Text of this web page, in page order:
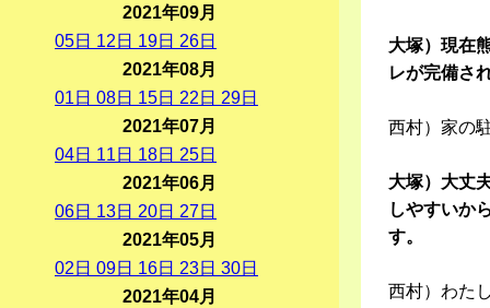
大塚）現在
レが完備さ
西村）家の
大塚）大丈
しやすいか
す。
西村）わた
2021年09月
05日 12 日 19日 26日
2021年08月
01 日 08日 15日 22 日 29日
2021年07月
04日 11 日 18日 25日
2021年06月
06日 13日 20日 27日
2021年05月
02 日 09日 16日 23日 30日
2021年04月